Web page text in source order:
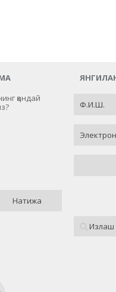
қандай
Натижа
қандай
0 ( 0 % )